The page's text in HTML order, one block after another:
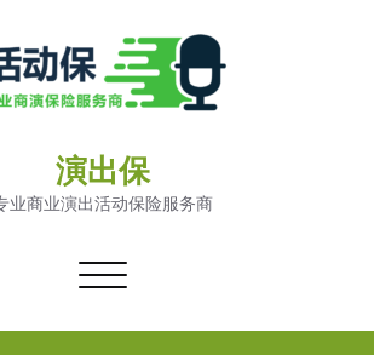
演出保
业商业演出活动保险服务商
切
导